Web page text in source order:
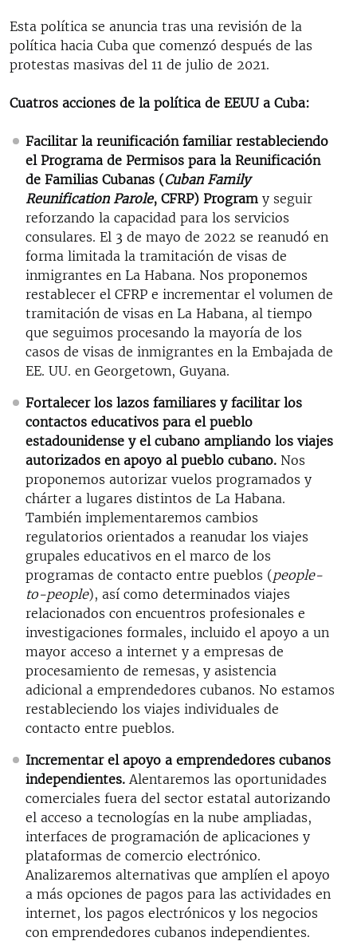
Esta política se anuncia tras una revisión de la
política hacia Cuba que comenzó después de las
protestas masivas del 11 de julio de 2021.
Cuatros acciones de la política de EEUU a Cuba:
Facilitar la reunificación familiar restableciendo
el Programa de Permisos para la Reunificación
de Familias Cubanas (Cuban Family
Reunification Parole, CFRP) Program y seguir
reforzando la capacidad para los servicios
consulares. El 3 de mayo de 2022 se reanudó en
forma limitada la tramitación de visas de
inmigrantes en La Habana. Nos proponemos
restablecer el CFRP e incrementar el volumen de
tramitación de visas en La Habana, al tiempo
que seguimos procesando la mayoría de los
casos de visas de inmigrantes en la Embajada de
EE. UU. en Georgetown, Guyana.
Fortalecer los lazos familiares y facilitar los
contactos educativos para el pueblo
estadounidense y el cubano ampliando los viajes
autorizados en apoyo al pueblo cubano. Nos
proponemos autorizar vuelos programados y
chárter a lugares distintos de La Habana.
También implementaremos cambios
regulatorios orientados a reanudar los viajes
grupales educativos en el marco de los
programas de contacto entre pueblos (people-
to-people), así como determinados viajes
relacionados con encuentros profesionales e
investigaciones formales, incluido el apoyo a un
mayor acceso a internet y a empresas de
procesamiento de remesas, y asistencia
adicional a emprendedores cubanos. No estamos
restableciendo los viajes individuales de
contacto entre pueblos.
Incrementar el apoyo a emprendedores cubanos
independientes. Alentaremos las oportunidades
comerciales fuera del sector estatal autorizando
el acceso a tecnologías en la nube ampliadas,
interfaces de programación de aplicaciones y
plataformas de comercio electrónico.
Analizaremos alternativas que amplíen el apoyo
a más opciones de pagos para las actividades en
internet, los pagos electrónicos y los negocios
con emprendedores cubanos independientes.